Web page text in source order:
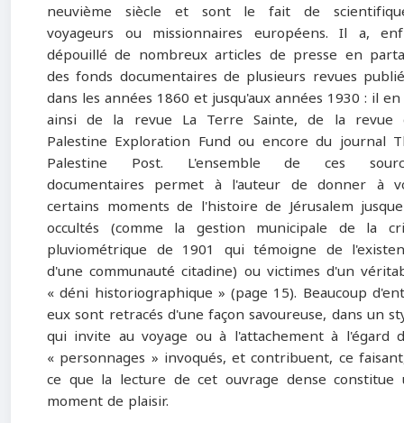
neuvième siècle et sont le fait de
voyageurs ou missionnaires européens. Il a,
dépouillé de nombreux articles de presse en
des fonds documentaires de plusieurs revues
dans les années 1860 et jusqu'aux années 1930 : il
ainsi de la revue La Terre Sainte, de la revue
Palestine Exploration Fund ou encore du journal
Palestine Post. L'ensemble de ces
documentaires permet à l'auteur de donner à
certains moments de l'histoire de Jérusalem
occultés (comme la gestion municipale de la
pluviométrique de 1901 qui témoigne de
d'une communauté citadine) ou victimes d'un
« déni historio­graphique » (page 15). Beaucoup
eux sont retracés d'une façon savoureuse, dans un
qui invite au voyage ou à l'attachement à l'égard
« personnages » invoqués, et contribuent, ce
ce que la lecture de cet ouvrage dense constitue
moment de plaisir.